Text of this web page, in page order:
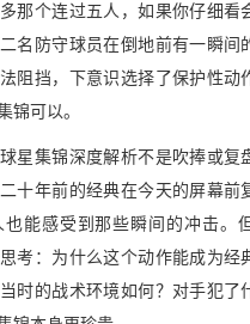
那个连过五人，如果你仔细看
名防守球员在倒地前有一瞬间
阻挡，下意识选择了保护性动
锦可以。
星集锦深度解析不是吹捧或复
十年前的经典在今天的屏幕前
能感受到那些瞬间的冲击。
考：为什么这个动作能成为经
时的战术环境如何？对手犯了